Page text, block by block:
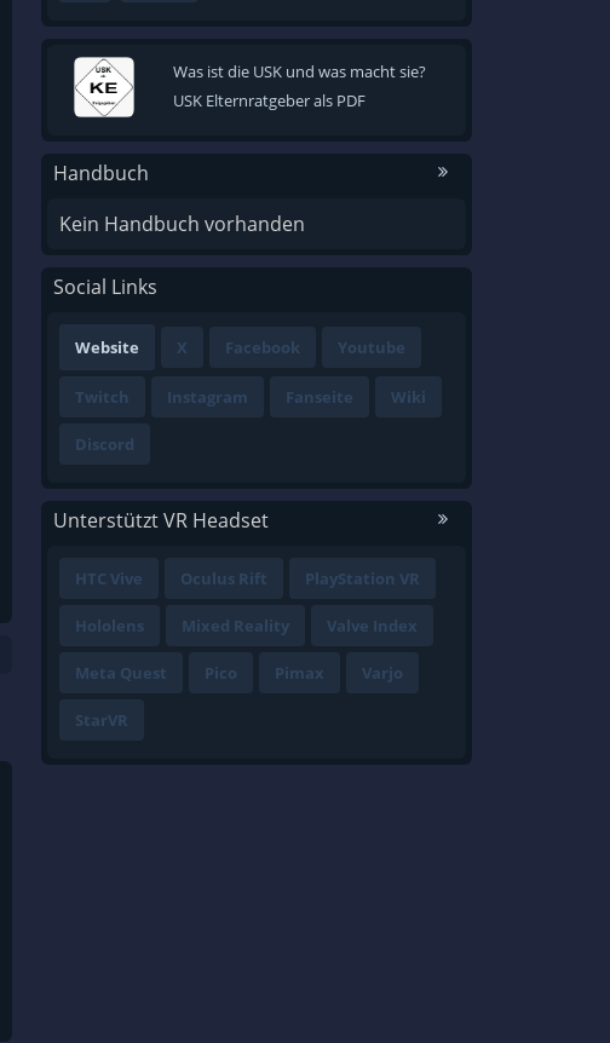
Was ist die USK und was macht sie?
USK Elternratgeber als PDF
Handbuch
Kein Handbuch vorhanden
Social Links
Website X Facebook Youtube
Twitch Instagram Fanseite Wiki
Discord
Unterstützt VR Headset
HTC Vive Oculus Rift PlayStation VR
Hololens Mixed Reality Valve Index
Meta Quest Pico Pimax Varjo
StarVR